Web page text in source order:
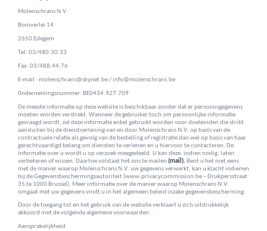
Molenschrans N.V.
Boniverlei 14
2650 Edegem
Tel: 03/480.30.33
Fax: 03/488.44.76
E-mail : molenschrans@skynet.be/info@molenschrans.be
0ndernemingsnummer: BE0434.927.709
De meeste informatie op deze website is beschikbaar zonder dat er persoonsgegevens
moeten worden verstrekt. Wanneer de gebruiker toch om persoonlijke informatie
gevraagd wordt, zal deze informatie enkel gebruikt worden voor doeleinden die strikt
aansluiten bij de dienstverlening van en door Molenschrans N.V. op basis van de
contractuele relatie als gevolg van de bestelling of registratie dan wel op basis van haar
gerechtvaardigd belang om diensten te verlenen en u hiervoor te contacteren. De
informatie over u wordt u op verzoek meegedeeld. U kan deze, indien nodig, laten
verbeteren of wissen. Daartoe volstaat het ons te mailen (mail). Bent u het niet eens
met de manier waarop Molenschrans N.V. uw gegevens verwerkt, kan u klacht indienen
bij de Gegevensbeschermingsautoriteit (www.privacycommission.be – Drukpersstraat
35 te 1000 Brussel). Meer informatie over de manier waarop Molenschrans N.V.
omgaat met uw gegevens vindt u in het algemeen beleid inzake gegevensbescherming.
Door de toegang tot en het gebruik van de website verklaart u zich uitdrukkelijk
akkoord met de volgende algemene voorwaarden:
Aansprakelijkheid